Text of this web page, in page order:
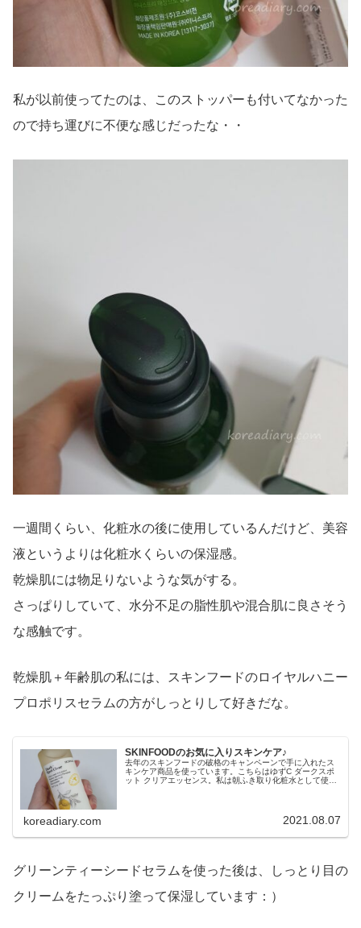
私が以前使ってたのは、このストッパーも付いてなかった
ので持ち運びに不便な感じだったな・・
一週間くらい、化粧水の後に使用しているんだけど、美容
液というよりは化粧水くらいの保湿感。
乾燥肌には物足りないような気がする。
さっぱりしていて、水分不足の脂性肌や混合肌に良さそう
な感触です。
乾燥肌＋年齢肌の私には、スキンフードのロイヤルハニー
プロポリスセラムの方がしっとりして好きだな。
SKINFOODのお気に入りスキンケア♪
去年のスキンフードの破格のキャンペーンで手に入れたス
キンケア商品を使っています。こちらはゆずC ダークスポ
ット クリアエッセンス。私は朝ふき取り化粧水として使っ
koreadiary.com 2021.08.07
グリーンティーシードセラムを使った後は、しっとり目の
クリームをたっぷり塗って保湿しています：）